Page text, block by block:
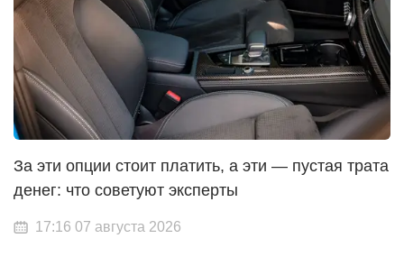
За эти опции стоит платить, а эти — пустая трата
денег: что советуют эксперты
17:16 07 августа 2026